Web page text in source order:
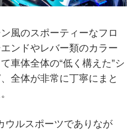
風のスポーティーなフロ
ンドやレバー類のカラー
車体全体の“低く構えた”シ
全体が非常に丁寧にまと
ウルスポーツでありなが